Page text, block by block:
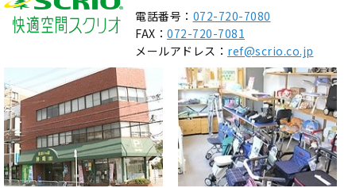
電話番号： 072-720-7080
FAX： 072-720-7081
メールアドレス： ref@scrio.co.jp